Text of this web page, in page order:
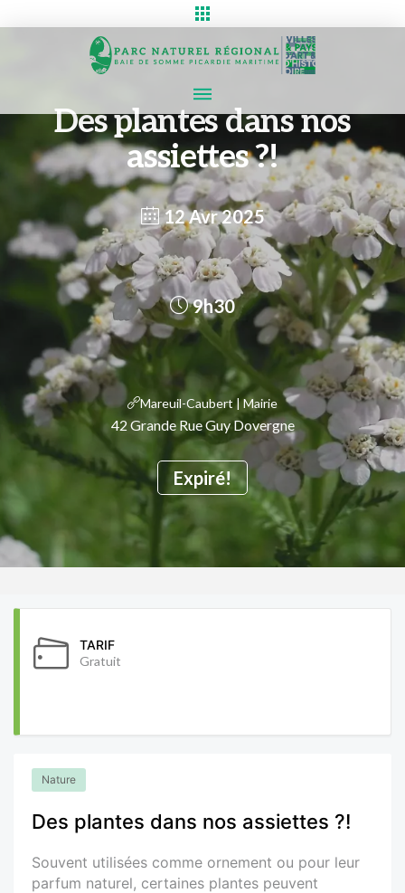
Des plantes dans nos
assiettes ?!
12 Avr 2025
Expiré!
9h30
Mareuil-Caubert | Mairie
42 Grande Rue Guy Dovergne
TARIF
Gratuit
Nature
Des plantes dans nos assiettes ?!
Souvent utilisées comme ornement ou pour leur
parfum naturel, certaines plantes peuvent